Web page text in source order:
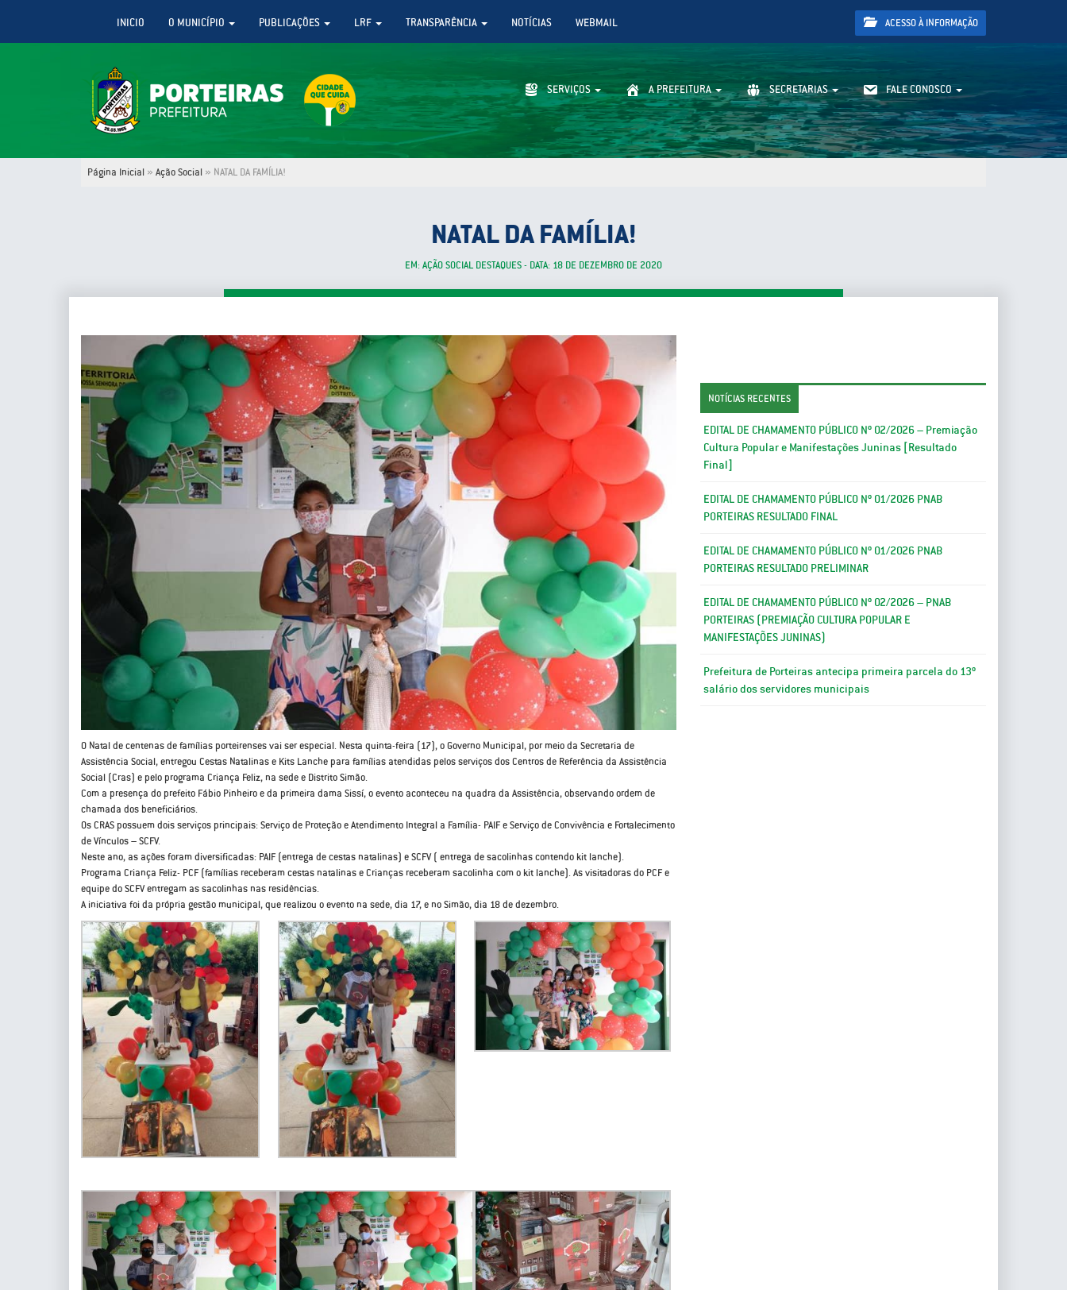
INICIO O MUNICÍPIO PUBLICAÇÕES LRF TRANSPARÊNCIA NOTÍCIAS WEBMAIL ACESSO À INFORMAÇÃO
SERVIÇOS A PREFEITURA SECRETARIAS FALE CONOSCO
Página Inicial » Ação Social » NATAL DA FAMÍLIA!
NATAL DA FAMÍLIA!
EM: AÇÃO SOCIAL DESTAQUES - DATA: 18 DE DEZEMBRO DE 2020
O Natal de centenas de famílias porteirenses vai ser especial. Nesta quinta-feira (17), o Governo Municipal, por meio da Secretaria de
Assistência Social, entregou Cestas Natalinas e Kits Lanche para famílias atendidas pelos serviços dos Centros de Referência da Assistência
Social (Cras) e pelo programa Criança Feliz, na sede e Distrito Simão.
Com a presença do prefeito Fábio Pinheiro e da primeira dama Sissí, o evento aconteceu na quadra da Assistência, observando ordem de
chamada dos beneficiários.
Os CRAS possuem dois serviços principais: Serviço de Proteção e Atendimento Integral a Família- PAIF e Serviço de Convivência e Fortalecimento
de Vínculos – SCFV.
Neste ano, as ações foram diversificadas: PAIF (entrega de cestas natalinas) e SCFV ( entrega de sacolinhas contendo kit lanche).
Programa Criança Feliz- PCF (famílias receberam cestas natalinas e Crianças receberam sacolinha com o kit lanche). As visitadoras do PCF e
equipe do SCFV entregam as sacolinhas nas residências.
A iniciativa foi da própria gestão municipal, que realizou o evento na sede, dia 17, e no Simão, dia 18 de dezembro.
NOTÍCIAS RECENTES
EDITAL DE CHAMAMENTO PÚBLICO Nº 02/2026 – Premiação
Cultura Popular e Manifestações Juninas [Resultado
Final]
EDITAL DE CHAMAMENTO PÚBLICO Nº 01/2026 PNAB
PORTEIRAS RESULTADO FINAL
EDITAL DE CHAMAMENTO PÚBLICO Nº 01/2026 PNAB
PORTEIRAS RESULTADO PRELIMINAR
EDITAL DE CHAMAMENTO PÚBLICO Nº 02/2026 – PNAB
PORTEIRAS (PREMIAÇÃO CULTURA POPULAR E
MANIFESTAÇÕES JUNINAS)
Prefeitura de Porteiras antecipa primeira parcela do 13º
salário dos servidores municipais